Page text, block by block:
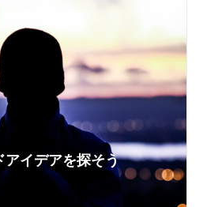
アイデアを探そう